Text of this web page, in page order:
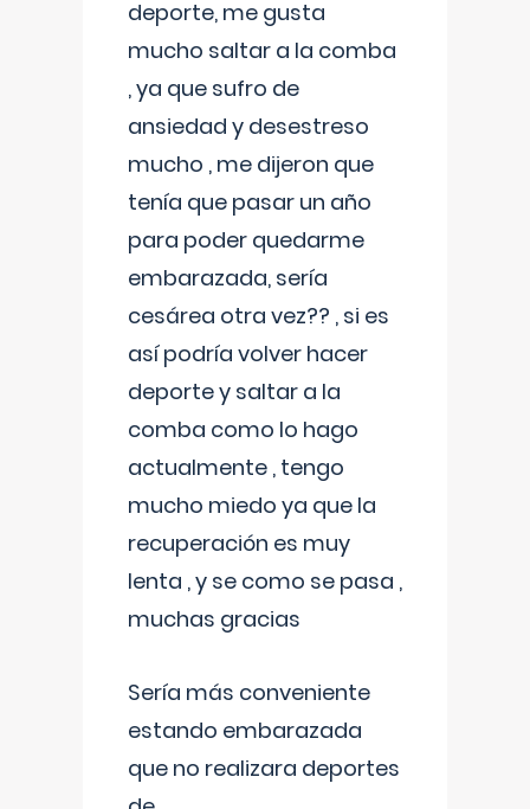
deporte, me gusta
mucho saltar a la comba
, ya que sufro de
ansiedad y desestreso
mucho , me dijeron que
tenía que pasar un año
para poder quedarme
embarazada, sería
cesárea otra vez?? , si es
así podría volver hacer
deporte y saltar a la
comba como lo hago
actualmente , tengo
mucho miedo ya que la
recuperación es muy
lenta , y se como se pasa ,
muchas gracias
Sería más conveniente
estando embarazada
que no realizara deportes